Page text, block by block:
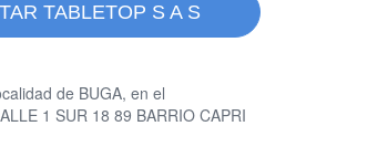
TABLETOP S A S
de BUGA, en el
1 SUR 18 89 BARRIO CAPRI